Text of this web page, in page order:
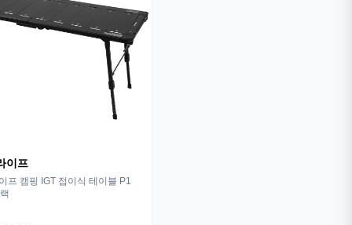
이프
프 캠핑 IGT 접이식 테이블 P1